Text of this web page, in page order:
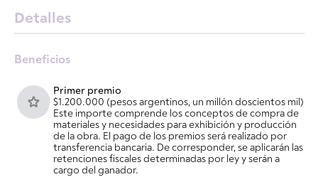
Detalles
Beneficios
Primer premio
$1.200.000 (pesos argentinos, un millón doscientos mil)
Este importe comprende los conceptos de compra de
materiales y necesidades para exhibición y producción
de la obra. El pago de los premios será realizado por
transferencia bancaria. De corresponder, se aplicarán las
retenciones fiscales determinadas por ley y serán a
cargo del ganador.